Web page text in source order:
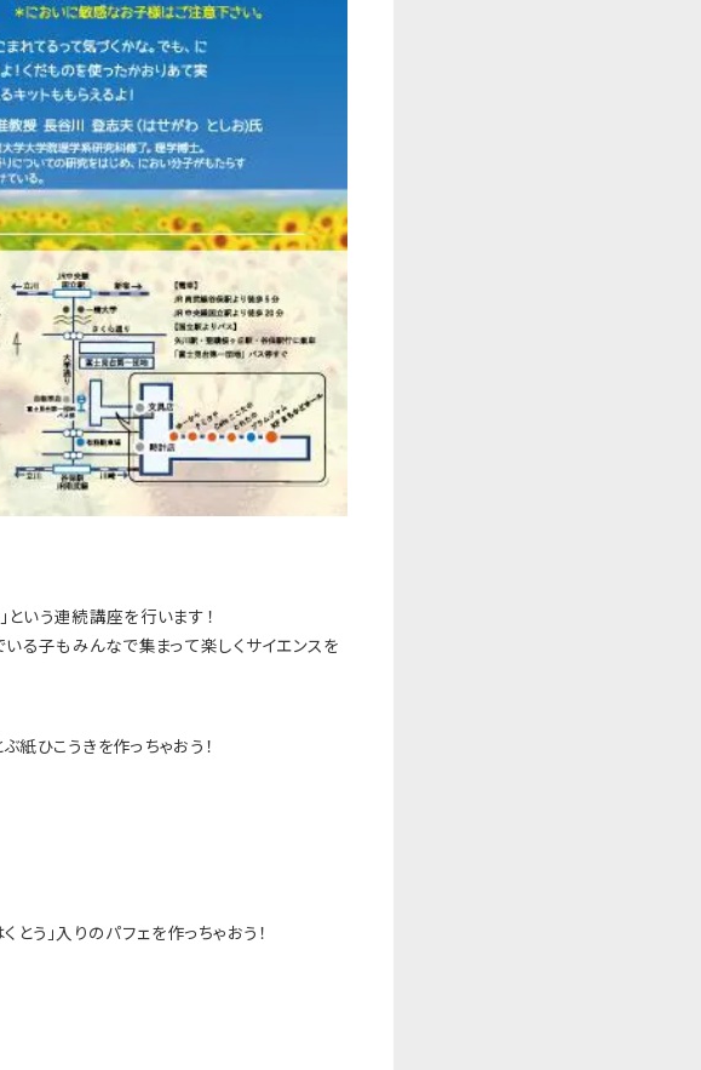
という連続講座を行います！
いる子もみんなで集まって楽しくサイエンスを
紙ひこうきを作っちゃおう！
とう｣入りのパフェを作っちゃおう！